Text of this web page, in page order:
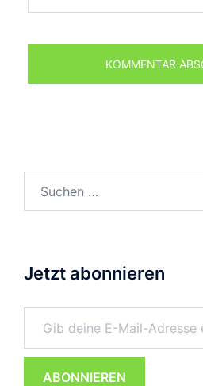
Jetzt abonnieren
Gib deine E-Mail-Adresse ein ...
ABONNIEREN